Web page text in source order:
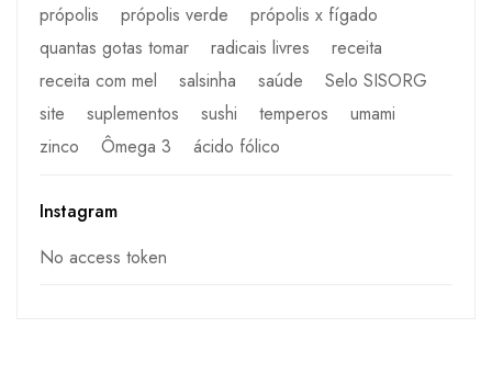
própolis
própolis verde
própolis x fígado
quantas gotas tomar
radicais livres
receita
receita com mel
salsinha saúde
Selo SISORG
site
suplementos sushi temperos
umami
zinco
Ômega 3 ácido fólico
Instagram
No access token